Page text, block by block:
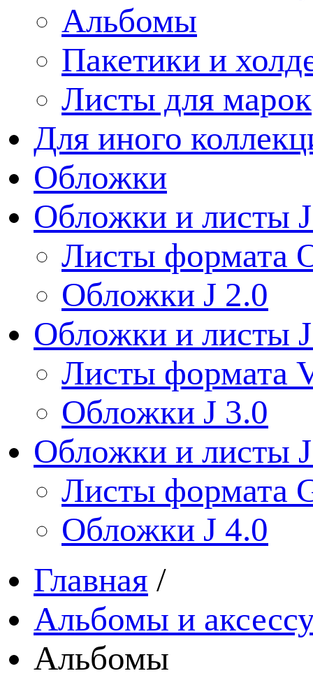
Альбомы
Пакетики и
Листы для марок
Для иного
Обложки
Обложки и листы
Листы формата
Обложки J 2.0
Обложки и листы
Листы формата
Обложки J 3.0
Обложки и листы
Листы формата
Обложки J 4.0
Главная /
Альбомы и
Альбомы